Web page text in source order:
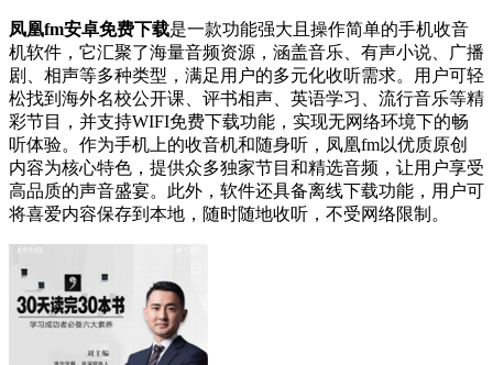
凤凰fm安卓免费下载是一款功能强大且操作简单的手机收音
机软件，它汇聚了海量音频资源，涵盖音乐、有声小说、广播
剧、相声等多种类型，满足用户的多元化收听需求。用户可轻
松找到海外名校公开课、评书相声、英语学习、流行音乐等精
彩节目，并支持WIFI免费下载功能，实现无网络环境下的畅
听体验。作为手机上的收音机和随身听，凤凰fm以优质原创
内容为核心特色，提供众多独家节目和精选音频，让用户享受
高品质的声音盛宴。此外，软件还具备离线下载功能，用户可
将喜爱内容保存到本地，随时随地收听，不受网络限制。